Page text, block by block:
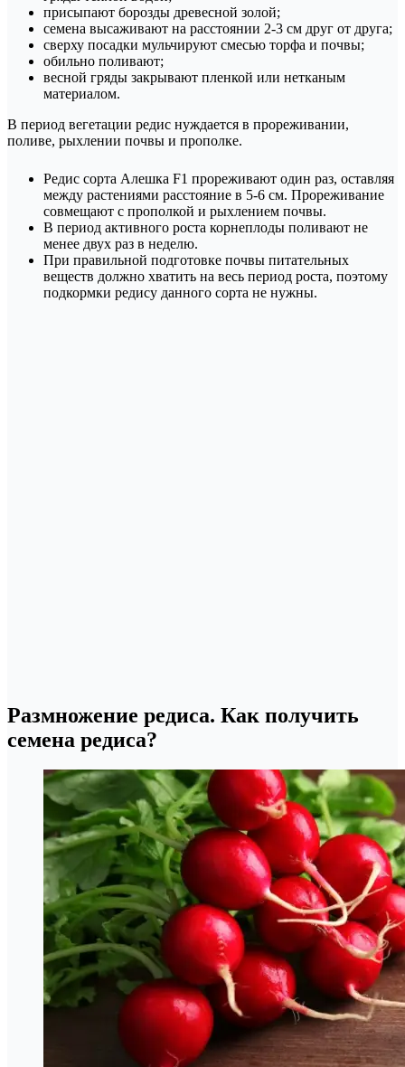
присыпают борозды древесной золой;
семена высаживают на расстоянии 2-3 см друг от друга;
сверху посадки мульчируют смесью торфа и почвы;
обильно поливают;
весной гряды закрывают пленкой или нетканым
материалом.
В период вегетации редис нуждается в прореживании,
поливе, рыхлении почвы и прополке.
Редис сорта Алешка F1 прореживают один раз, оставляя
между растениями расстояние в 5-6 см. Прореживание
совмещают с прополкой и рыхлением почвы.
В период активного роста корнеплоды поливают не
менее двух раз в неделю.
При правильной подготовке почвы питательных
веществ должно хватить на весь период роста, поэтому
подкормки редису данного сорта не нужны.
Размножение редиса. Как получить
семена редиса?